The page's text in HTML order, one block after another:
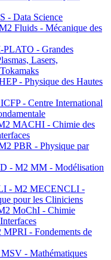
- Data Science
Fluids - Mécanique des
- Grandes
Lasers,
- Physique des Hautes
- Centre International
MACHI - Chimie des
PBR - Physique par
- M2 MM - Modélisation
- M2 MECENCLI -
pour les Cliniciens
MoChI - Chimie
- Fondements de
- Mathématiques